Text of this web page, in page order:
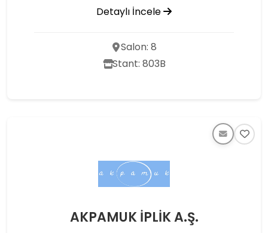
Detaylı İncele
Salon: 8
Stant: 803B
AKPAMUK İPLİK A.Ş.